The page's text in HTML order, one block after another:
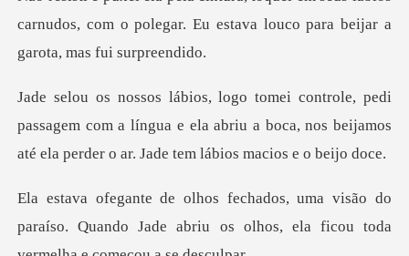
carnudos, com o polegar. Eu estava l
assagem com a língua e ela abriu a boca, nos beijamos
at
ão do
paraíso. Quando Jade abriu os olhos, ela